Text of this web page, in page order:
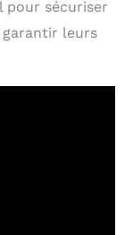
pour sécuriser
leurs